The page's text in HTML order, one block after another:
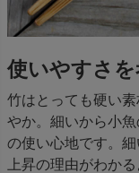
使いやすさ
竹はとっても硬い
やか。細いから小
の使い心地です。
上昇の理由がわか